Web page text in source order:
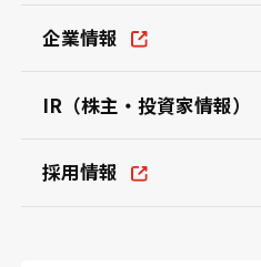
企業情報
IR（株主・投資家情報）
採用情報